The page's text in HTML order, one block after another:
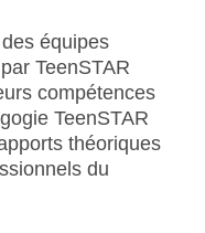
équipes
TeenSTAR
compétences
TeenSTAR
théoriques
du